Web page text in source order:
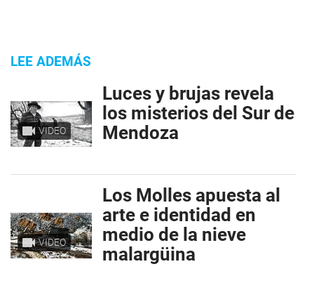
LEE ADEMÁS
VIDEO
Luces y brujas revela
los misterios del Sur de
Mendoza
VIDEO
Los Molles apuesta al
arte e identidad en
medio de la nieve
malargüina